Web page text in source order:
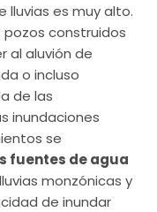
es muy alto.
pozos construidos
al aluvión de
o incluso
de las
inundaciones
se
fuentes de agua
monzónicas y
de inundar